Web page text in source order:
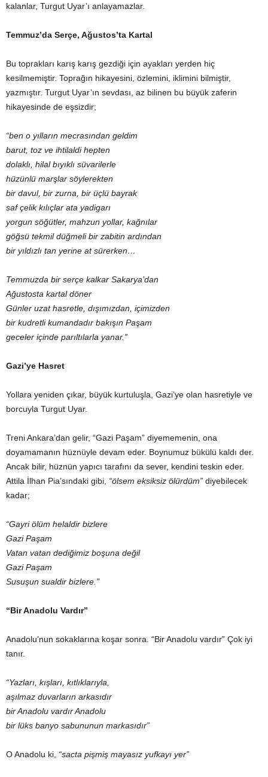
kalanlar, Turgut Uyar’ı anlayamazlar.
Temmuz’da Serçe, Ağustos’ta Kartal
Bu toprakları karış karış gezdiği için ayakları yerden hiç
kesilmemiştir. Toprağın hikayesini, özlemini, iklimini bilmiştir,
yazmıştır. Turgut Uyar’ın sevdası, az bilinen bu büyük zaferin
hikayesinde de eşsizdir;
“ben o yılların mecrasından geldim
barut, toz ve ihtilaldi hepten
dolaklı, hilal bıyıklı süvarilerle
hüzünlü marşlar söylerekten
bir davul, bir zurna, bir üçlü bayrak
saf çelik kılıçlar ata yadigarı
yorgun söğütler, mahzun yollar, kağnılar
göğsü tekmil düğmeli bir zabitin ardından
bir yıldızlı tan yerine at sürerken…
Temmuzda bir serçe kalkar Sakarya’dan
Ağustosta kartal döner
Günler uzat hasretle, dışımızdan, içimizden
bir kudretli kumandadır bakışın Paşam
geceler içinde parıltılarla yanar.”
Gazi’ye Hasret
Yollara yeniden çıkar, büyük kurtuluşla, Gazi’ye olan hasretiyle ve
borcuyla Turgut Uyar.
Treni Ankara’dan gelir, “Gazi Paşam” diyememenin, ona
doyamamanın hüznüyle devam eder. Boynumuz bükülü kaldı der.
Ancak bilir, hüznün yapıcı tarafını da sever, kendini teskin eder.
Attila İlhan Pia’sındaki gibi, “ölsem eksiksiz ölürdüm” diyebilecek
kadar;
“Gayri ölüm helaldir bizlere
Gazi Paşam
Vatan vatan dediğimiz boşuna değil
Gazi Paşam
Susuşun sualdir bizlere.”
“Bir Anadolu Vardır”
Anadolu’nun sokaklarına koşar sonra. “Bir Anadolu vardır” Çok iyi
tanır.
“Yazları, kışları, kıtlıklarıyla,
aşılmaz duvarların arkasıdır
bir Anadolu vardır Anadolu
bir lüks banyo sabununun markasıdır”
O Anadolu ki, “sacta pişmiş mayasız yufkayı yer”